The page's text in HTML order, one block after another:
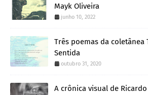
Mayk Oliveira
junho 10, 2022
Três poemas da coletânea
Sentida
outubro 31, 2020
A crônica visual de